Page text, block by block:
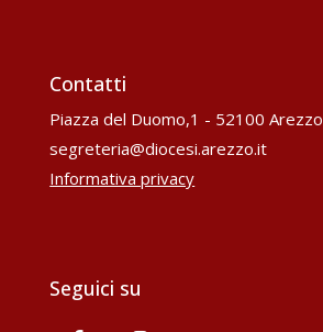
Contatti
Piazza del Duomo,1 - 52100 Arezzo
segreteria@diocesi.arezzo.it
Informativa privacy
Seguici su